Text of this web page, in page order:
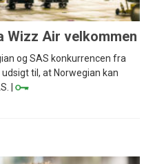
Wizz Air velkommen
og SAS konkurrencen fra
til, at Norwegian kan
|